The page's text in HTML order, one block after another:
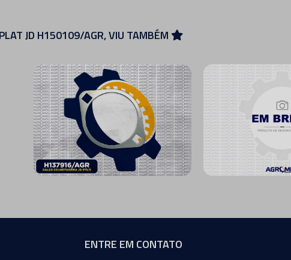
JD H150109/AGR, VIU TAMBÉM
ENTRE EM CONTATO